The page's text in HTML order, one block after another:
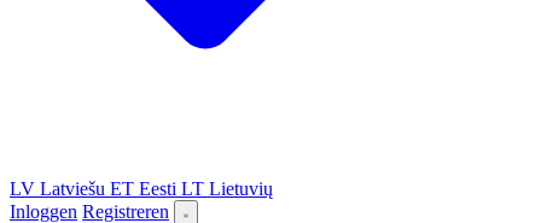
LV Latviešu ET Eesti LT Lietuvių
Inloggen Registreren